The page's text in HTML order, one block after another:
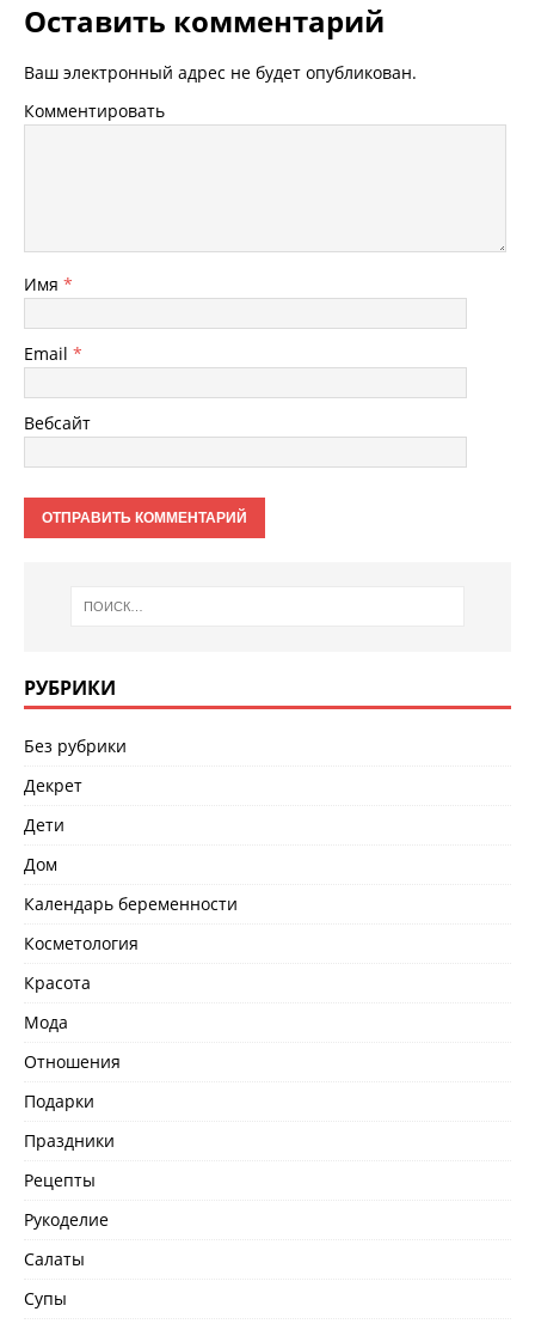
Оставить комментарий
Ваш электронный адрес не будет опубликован.
Комментировать
Имя *
Email *
Вебсайт
РУБРИКИ
Без рубрики
Декрет
Дети
Дом
Календарь беременности
Косметология
Красота
Мода
Отношения
Подарки
Праздники
Рецепты
Рукоделие
Салаты
Супы